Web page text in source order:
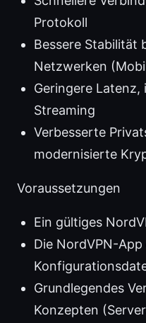
Protokoll
Bessere Stabilität
Netzwerken
Geringere Latenz,
Streaming
Verbesserte
modernisierte
Voraussetzungen
Ein gültiges
Die NordVPN-
Grundlegendes
Konzepten